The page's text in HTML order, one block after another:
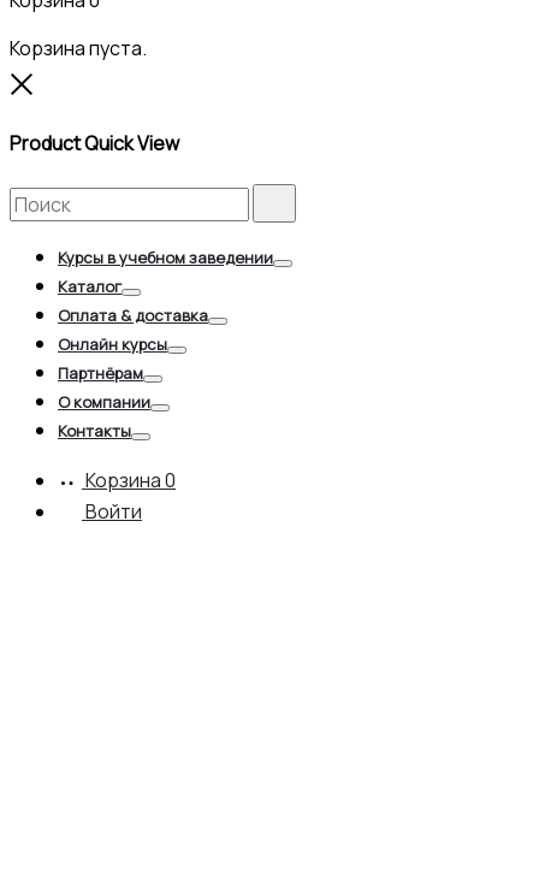
Корзина пуста.
Product Quick View
Search
for:
Курсы в учебном заведении
Каталог
Toggle
Оплата & доставка
Онлайн курсы
Партнёрам
О компании
Контакты
Корзина0
Войти